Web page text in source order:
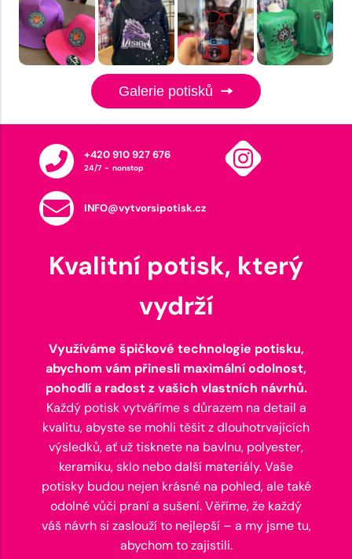
Galerie potisků
+420 910 927 676
24/7 - nonstop
INFO@vytvorsipotisk.cz
Kvalitní potisk, který
vydrží
Využíváme špičkové technologie potisku,
abychom vám přinesli maximální odolnost,
pohodlí a radost z vašich vlastních návrhů.
Každý potisk vytváříme s důrazem na detail a
kvalitu, abyste se mohli těšit z dlouhotrvajících
výsledků, ať už tisknete na bavlnu, polyester,
keramiku, sklo nebo další materiály. Vaše
potisky budou nejen krásné na pohled, ale také
odolné vůči praní a sušení. Věříme, že každý
váš návrh si zaslouží to nejlepší – a my jsme tu,
abychom to zajistili.